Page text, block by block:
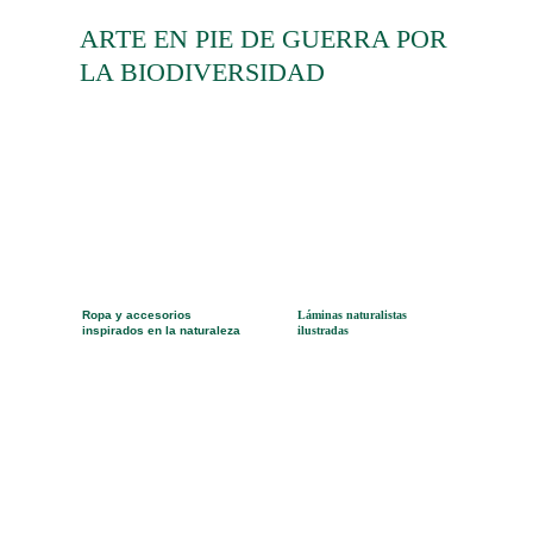
Ropa y accesorios
inspirados en la naturaleza
Láminas naturalistas
ilustradas
ARTE EN PIE DE GUERRA POR
LA BIODIVERSIDAD